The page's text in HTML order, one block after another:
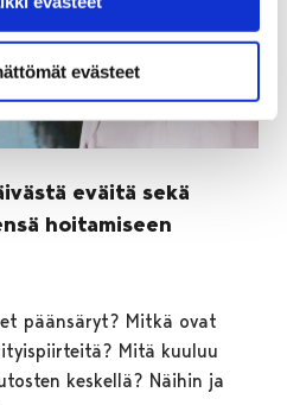
evästeet
eväitä sekä
hoitamiseen
päänsäryt? Mitkä ovat
Mitä kuuluu
keskellä? Näihin ja